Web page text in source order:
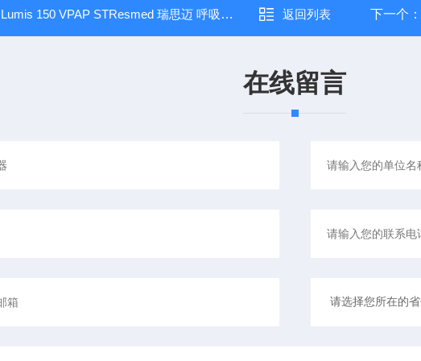
Lumis 150 VPAP STResmed 瑞思迈 呼吸机 双水平 返回列表 下一个：
在线留言